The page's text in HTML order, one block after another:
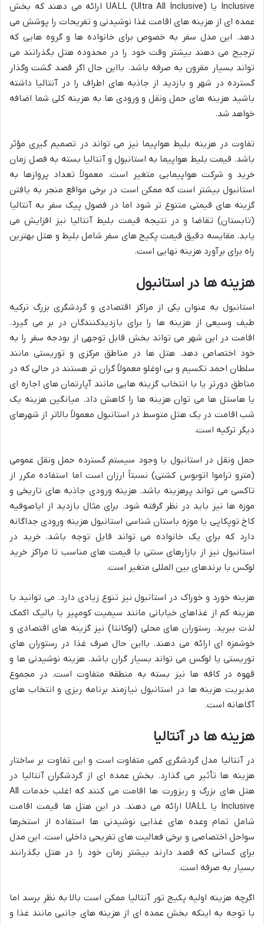
Inclusive یا UALL (Ultra All Inclusive) ارائه می دهند که بخش
عمده ای از هزینه های اقامت غذا نوشیدنی و تفریحات را پوشش می
دهد. این مدل سفر به خصوص برای خانواده ها و گروه هایی که
ترجیح می دهند بیشتر وقت خود را در محدوده هتل بگذرانند می
تواند بسیار مقرون به صرفه باشد. بااین حال اگر قصد گشت وگذار
گسترده در شهر و بازدید از جاذبه های اطراف را در آنتالیا داشته
باشید هزینه های حمل ونقل و ورودی ها به هزینه کلی شما اضافه
خواهد شد.
تفاوت در هزینه بلیط هواپیما نیز می تواند در تصمیم گیری مؤثر
باشد. قیمت بلیط هواپیما به استانبول و آنتالیا بسته به فصل زمان
خرید و شرکت هواپیمایی متغیر است. معمولاً تعداد پروازها به
استانبول بیشتر است که ممکن است در برخی مواقع منجر به یافتن
گزینه های قیمتی متنوع تر شود اما در فصول پیک سفر به آنتالیا
(تابستان) تقاضا و در نتیجه قیمت بلیط آنتالیا نیز افزایش می
یابد. مقایسه دقیق قیمت پکیج های سفر شامل بلیط و هتل بهترین
راه برای برآورد هزینه نهایی است.
هزینه ها در استانبول
استانبول به عنوان یکی از مراکز اقتصادی و گردشگری بزرگ ترکیه
طیف وسیعی از هزینه ها را برای بازدیدکنندگان در بر می گیرد.
اقامت در این شهر می تواند بخش قابل توجهی از بودجه سفر را به
خود اختصاص دهد. هتل ها در مناطق مرکزی و توریستی مانند
سلطان احمد تکسیم و بی اوغلو معمولاً گران تر هستند در حالی که در
مناطق دورتر یا با انتخاب گزینه هایی مانند آپارتمان های اجاره ای
یا هاستل ها می توان هزینه ها را کاهش داد. میانگین هزینه یک
شب اقامت در یک هتل متوسط در استانبول معمولاً بالاتر از شهرهای
دیگر ترکیه است.
حمل ونقل در استانبول با وجود سیستم گسترده حمل ونقل عمومی
(مترو تراموا اتوبوس کشتی) نسبتاً ارزان است اما استفاده مکرر از
تاکسی می تواند پرهزینه باشد. هزینه ورودی جاذبه های تاریخی و
موزه ها نیز باید در نظر گرفته شود. برای مثال بازدید از ایاصوفیه
کاخ توپکاپی یا موزه باستان شناسی استانبول هزینه ورودی جداگانه
دارد که برای یک خانواده می تواند قابل توجه باشد. خرید در
استانبول نیز از بازارهای سنتی با قیمت های مناسب تا مراکز خرید
لوکس با برندهای بین المللی متغیر است.
هزینه خورد و خوراک در استانبول نیز تنوع زیادی دارد. می توانید با
هزینه کم از غذاهای خیابانی مانند سیمیت کومپیر یا بالیک اکمک
لذت ببرید. رستوران های محلی (لوکانتا) نیز گزینه های اقتصادی و
خوشمزه ای ارائه می دهند. بااین حال صرف غذا در رستوران های
توریستی یا لوکس می تواند بسیار گران باشد. هزینه نوشیدنی ها و
قهوه در کافه ها نیز بسته به منطقه متفاوت است. در مجموع
مدیریت هزینه ها در استانبول نیازمند برنامه ریزی و انتخاب های
آگاهانه است.
هزینه ها در آنتالیا
در آنتالیا مدل گردشگری کمی متفاوت است و این تفاوت بر ساختار
هزینه ها تأثیر می گذارد. بخش عمده ای از گردشگران آنتالیا در
هتل های بزرگ و ریزورت ها اقامت می کنند که اغلب خدمات All
Inclusive یا UALL ارائه می دهند. در این هتل ها قیمت اقامت
شامل تمام وعده های غذایی نوشیدنی ها استفاده از استخرها
سواحل اختصاصی و برخی فعالیت های تفریحی داخلی است. این مدل
برای کسانی که قصد دارند بیشتر زمان خود را در هتل بگذرانند
بسیار به صرفه است.
اگرچه هزینه اولیه پکیج تور آنتالیا ممکن است بالا به نظر برسد اما
با توجه به اینکه بخش عمده ای از هزینه های جانبی مانند غذا و